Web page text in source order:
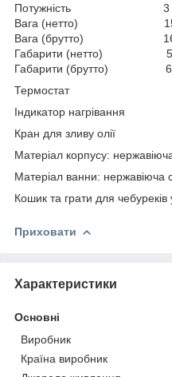
Потужність 3
Вага (нетто) 15
Вага (брутто) 16
Габарити (нетто)
Габарити (брутто)
Термостат
Індикатор нагрівання
Кран для зливу олії
Матеріал корпусу:
Матеріал ванни: нержавіюча
Кошик та грати для чебуреків
Приховати
Характеристики
Основні
Виробник
Країна виробник